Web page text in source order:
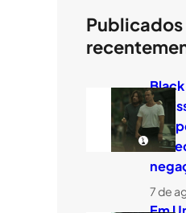
Publicados
7 de